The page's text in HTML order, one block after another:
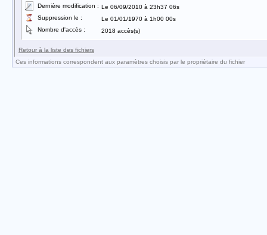
Dernière modification : Le 06/09/2010 à 23h37 06s
Suppression le :
Le 01/01/1970 à 1h00 00s
Nombre d'accès :
2018 accès(s)
Retour à la liste des fichiers
Ces informations correspondent aux paramètres choisis par le propriétaire du fichier